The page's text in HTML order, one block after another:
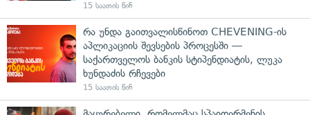
15 საათის წინ
რა უნდა გაითვალისწინოთ CHEVENING-ის
აპლიკაციის შევსების პროცესში —
საქართველოს ბანკის სტიპენდიატის, ლუკა
ხუნდაძის რჩევები
15 საათის წინ